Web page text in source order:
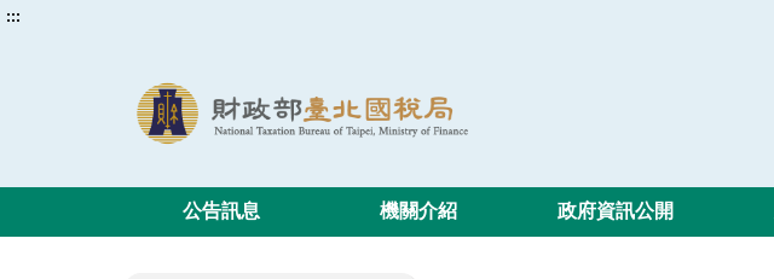
:::
公告訊息 機關介紹 政府資訊公開